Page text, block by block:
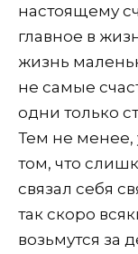
настоящему
главное в
жизнь
не самые
одни только
Тем не менее,
том, что
связал себя
так скоро
возьмутся за